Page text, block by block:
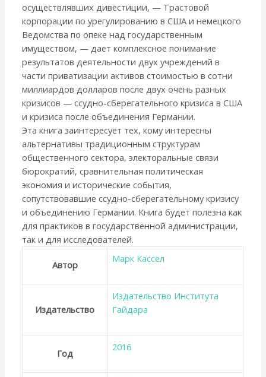
осуществлявших дивестиции, — Трастовой
корпорации по урегулированию в США и немецкого
Ведомства по опеке над государственным
имуществом, — дает комплексное понимание
результатов деятельности двух учреждений в
части приватизации активов стоимостью в сотни
миллиардов долларов после двух очень разных
кризисов — ссудно-сберегательного кризиса в США
и кризиса после объединения Германии.
Эта книга заинтересует тех, кому интересны
альтернативы традиционным структурам
общественного сектора, электоральные связи
бюрократий, сравнительная политическая
экономия и исторические события,
сопутствовавшие ссудно-сберегательному кризису
и объединению Германии. Книга будет полезна как
для практиков в государственной администрации,
так и для исследователей.
Автор
Марк Кассел
Издательство
Издательство Института
Гайдара
Год
2016